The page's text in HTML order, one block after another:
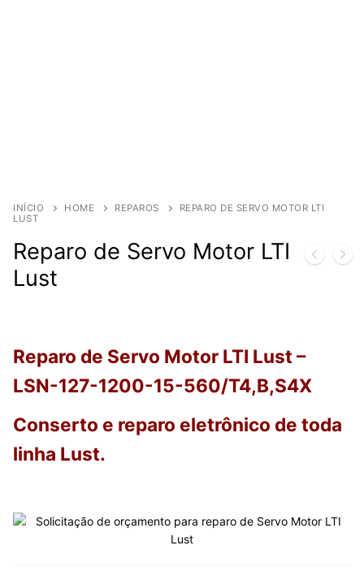
INÍCIO HOME REPAROS
REPARO DE SERVO MOTOR LTI
LUST
Reparo de Servo Motor LTI
Lust
Reparo de Servo Motor LTI Lust –
LSN-127-1200-15-560/T4,B,S4X
Conserto e reparo eletrônico de toda
linha Lust.